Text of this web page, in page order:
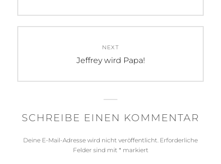
NEXT
Next
Jeffrey wird Papa!
SCHREIBE EINEN KOMMENTAR
Deine E-Mail-Adresse wird nicht veröffentlicht. Erforderliche
Felder sind mit * markiert